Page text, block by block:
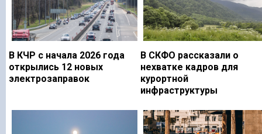
В КЧР с начала 2026 года
открылись 12 новых
электрозаправок
В СКФО рассказали о
нехватке кадров для
курортной
инфраструктуры